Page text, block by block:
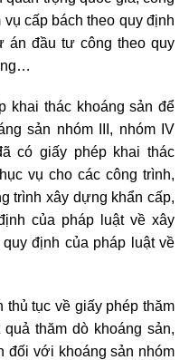
cấp bách theo quy định
án đầu tư công theo quy
khai thác khoáng sản để
sản nhóm III, nhóm IV
có giấy phép khai thác
vụ cho các công trình,
trình xây dựng khẩn cấp,
của pháp luật về xây
định của pháp luật về
tục về giấy phép thăm
thăm dò khoáng sản,
đối với khoáng sản nhóm